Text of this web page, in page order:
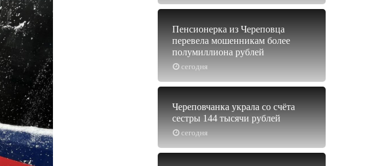
сегодня
Пенсионерка из Череповца
перевела мошенникам более
полумиллиона рублей
сегодня
Череповчанка украла со счёта
сестры 144 тысячи рублей